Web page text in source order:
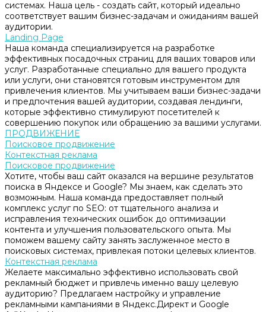
системах. Наша цель - создать сайт, который идеально
соответствует вашим бизнес-задачам и ожиданиям вашей
аудитории.
Landing Page
Наша команда специализируется на разработке
эффективных посадочных страниц для ваших товаров или
услуг. Разработанные специально для вашего продукта
или услуги, они становятся готовым инструментом для
привлечения клиентов. Мы учитываем ваши бизнес-задачи
и предпочтения вашей аудитории, создавая лендинги,
которые эффективно стимулируют посетителей к
совершению покупок или обращению за вашими услугами.
ПРОДВИЖЕНИЕ
Поисковое продвижение
Контекстная реклама
Поисковое продвижение
Хотите, чтобы ваш сайт оказался на вершине результатов
поиска в Яндексе и Google? Мы знаем, как сделать это
возможным. Наша команда предоставляет полный
комплекс услуг по SEO: от тщательного анализа и
исправления технических ошибок до оптимизации
контента и улучшения пользовательского опыта. Мы
поможем вашему сайту занять заслуженное место в
поисковых системах, привлекая потоки целевых клиентов.
Контекстная реклама
Желаете максимально эффективно использовать свой
рекламный бюджет и привлечь именно вашу целевую
аудиторию? Предлагаем настройку и управление
рекламными кампаниями в Яндекс.Директ и Google